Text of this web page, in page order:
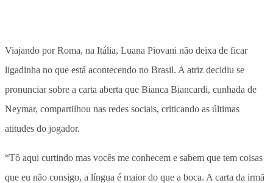
Viajando por Roma, na Itália, Luana Piovani não deixa de ficar
ligadinha no que está acontecendo no Brasil. A atriz decidiu se
pronunciar sobre a carta aberta que Bianca Biancardi, cunhada de
Neymar, compartilhou nas redes sociais, criticando as últimas
atitudes do jogador.
“Tô aqui curtindo mas vocês me conhecem e sabem que tem coisas
que eu não consigo, a língua é maior do que a boca. A carta da irmã